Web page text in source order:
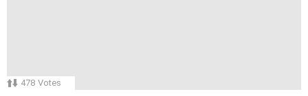
478 Votes